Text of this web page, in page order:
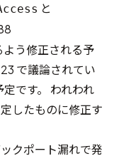
と
う修正される予
で議論されてい
です。 われわれ
したものに修正す
クポート漏れで発